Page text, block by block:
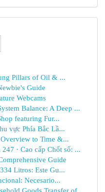
Pillars of Oil & ...
Guide
Webcams
Balance: A Deep ...
featuring Fur...
vực Phía Bắc Lầ...
to Time &...
· Cao cấp Chốt số: ...
Guide
Litros: Este Gu...
Necesario...